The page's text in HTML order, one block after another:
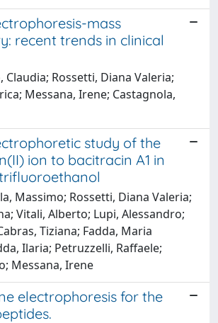
mass
recent trends in clinical
Claudia; Rossetti, Diana Valeria;
Messana, Irene; Castagnola,
study of the
ion to bacitracin A1 in
Massimo; Rossetti, Diana Valeria;
Vitali, Alberto; Lupi, Alessandro;
Tiziana; Fadda, Maria
Ilaria; Petruzzelli, Raffaele;
Messana, Irene
electrophoresis for the